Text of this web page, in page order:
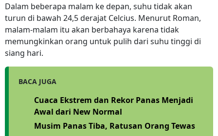
Dalam beberapa malam ke depan, suhu tidak akan
turun di bawah 24,5 derajat Celcius. Menurut Roman,
malam-malam itu akan berbahaya karena tidak
memungkinkan orang untuk pulih dari suhu tinggi di
siang hari.
BACA JUGA
Cuaca Ekstrem dan Rekor Panas Menjadi
Awal dari New Normal
Musim Panas Tiba, Ratusan Orang Tewas